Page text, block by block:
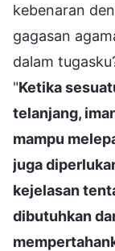
kebenaran
gagasan
dalam
"Ketika
telanjang,
mampu
juga
kejelasan
dibutuhkan